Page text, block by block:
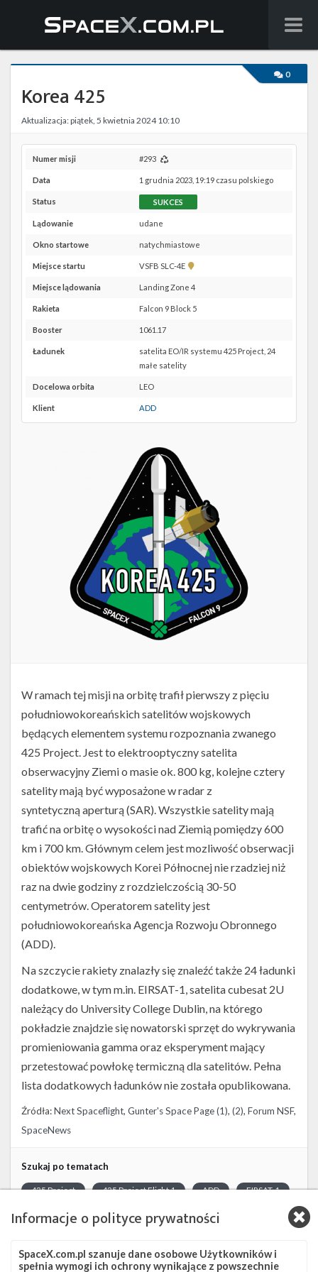
Wiadomości
Baza wiedzy
Starlink
Starship
Na żywo
Facebook
Kalendarze
0
Korea 425
Aktualizacja: piątek, 5 kwietnia 2024 10:10
Numer misji #293
Data 1 grudnia 2023, 19:19 czasu polskiego
Status SUKCES
Lądowanie udane
Okno startowe natychmiastowe
Miejsce startu VSFB SLC-4E
Pokaż
VSFB
SLC-
Maps
Miejsce lądowania Landing Zone 4
Rakieta Falcon 9 Block 5
Booster 1061.17
Ładunek
satelita EO/IR systemu 425 Project, 24
małe satelity
Docelowa orbita LEO
Klient ADD
W ramach tej misji na orbitę trafił pierwszy z pięciu
południowokoreańskich satelitów wojskowych
będących elementem systemu rozpoznania zwanego
425 Project. Jest to elektrooptyczny satelita
obserwacyjny Ziemi o masie ok. 800 kg, kolejne cztery
satelity mają być wyposażone w radar z
syntetyczną aperturą (SAR). Wszystkie satelity mają
trafić na orbitę o wysokości nad Ziemią pomiędzy 600
km i 700 km. Głównym celem jest mozliwość obserwacji
obiektów wojskowych Korei Północnej nie rzadziej niż
raz na dwie godziny z rozdzielczością 30-50
centymetrów. Operatorem satelity jest
południowokoreańska Agencja Rozwoju Obronnego
(ADD).
Na szczycie rakiety znalazły się znaleźć także 24 ładunki
dodatkowe, w tym m.in. EIRSAT-1, satelita cubesat 2U
należący do University College Dublin, na którego
pokładzie znajdzie się nowatorski sprzęt do wykrywania
promieniowania gamma oraz eksperyment mający
przetestować powłokę termiczną dla satelitów. Pełna
lista dodatkowych ładunków nie została opublikowana.
Źródła:Next Spaceflight, Gunter's Space Page (1), (2), Forum NSF,
SpaceNews
Szukaj po tematach
425 Project 425 Project Flight 1 ADD EIRSAT-1
Falcon 9 Landing Zone 4 SLC-4E
Informacje o polityce prywatności
SpaceX.com.pl szanuje dane osobowe Użytkowników i
spełnia wymogi ich ochrony wynikające z powszechnie